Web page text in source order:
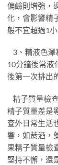
偏鹼則增強，
化，會影響精
般不宜超過1小
3、精液色澤
10分鐘後常液
後第一次排出
精子質量檢
精子質量差是
查外日常生活
響，如菸酒，
果精子質量檢
堅持不懈，還